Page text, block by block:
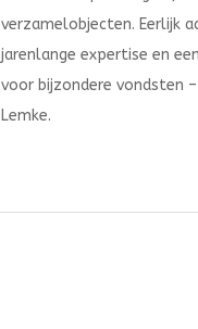
verzamelobjecten. Eerlijk
jarenlange expertise en
voor bijzondere vondsten
Lemke.